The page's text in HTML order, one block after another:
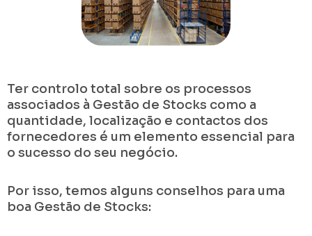
Ter controlo total sobre os processos
associados à Gestão de Stocks como a
quantidade, localização e contactos dos
fornecedores é um elemento essencial para
o sucesso do seu negócio.
Por isso, temos alguns conselhos para uma
boa Gestão de Stocks: